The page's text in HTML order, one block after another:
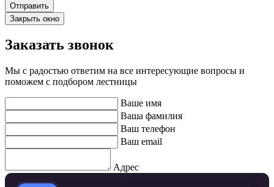
Закрыть окно
Заказать звонок
Мы с радостью ответим на все интересующие вопросы и
поможем с подбором лестницы
Ваше имя
Ваша фамилия
Ваш телефон
Ваш email
Адрес